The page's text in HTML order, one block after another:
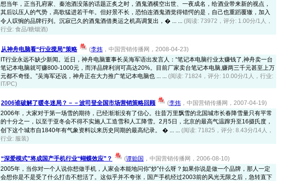
想当年，正当孔府家、秦池酒没落的话题正炙之时，酒鬼酒横空出世、一夜成名，给酒业带来新的视点，
其后以压人的气势，高歌猛进若干年。但好景不长，恐怕连酒鬼酒觉得错愕的是，自己也重蹈覆辙，加入
令人叹惋的品牌行列。沉寂已久的酒鬼酒借奥运之机高调复出，� ... ... (阅读: 73972，评分: 1.00分/1人，
行业: 食品/糖烟酒)
从神舟电脑看“行业搅局”策略 (李炜 ，中国营销传播网，2008-04-23)
IT行业永远不缺少新闻。近日，神舟电脑董事长吴海军语出发言人：“笔记本电脑行业太赚钱了,神舟卖一台
笔记本电脑就可赚800-1000元，而洋品牌利润可高达20%。目前厂家卖台笔记本电脑,赚两三千元甚至上万
元都不奇怪。”吴海军还说，神舟正在大力推广笔记本电脑也 ... ... (阅读: 71824，评分: 10.00分/1人，行业:
IT/PC)
2006谁破解了暖冬迷局？－－波司登全国市场营销策略回顾 (李炜 ，中国营销传播网，2007-04-19)
2006年，大家对于第一场雪的期待，已经渐渐没有了信心。往昔万里飘雪的北国城市长春降雪量只有平常
的十分之一，以至于亚冬会不得不实施人工造雪和人工降雪。2月5日，北京的最高气温蹿升至16摄氏度，
创下这个城市自1840年有气象资料以来历史同期的最高纪录。 � ... ... (阅读: 71825，评分: 8.43分/14人，
行业: 服装)
“深爱模式”将成国产手机行业“蝴蝶效应”？ (谭贻国 ，中国营销传播网，2006-08-10)
2005年，当你对一个人说你想做手机，人家会本能地问你“炒”什么呀？如果你说是做一个品牌，那人一定
会想你是不是受了什么打击不想活了。这似乎并不夸张，国产手机经过2003前的风光无限之后，急转直下